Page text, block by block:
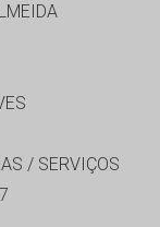
/ SERVIÇOS